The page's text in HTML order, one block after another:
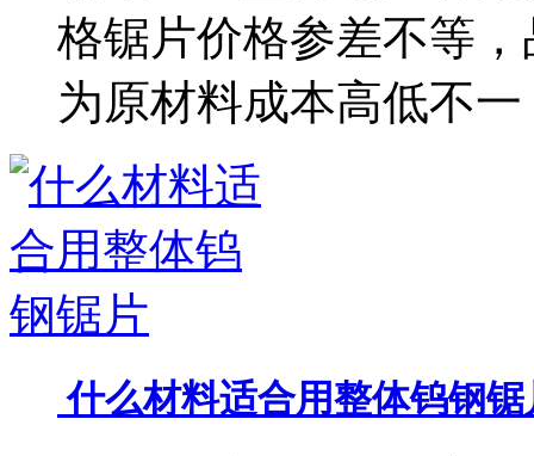
格锯片价格参差不等
为原材料成本高低不
什么材料适合用整体钨钢锯